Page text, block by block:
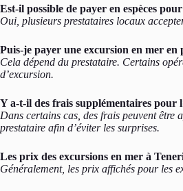
Est-il possible de payer en espèces
Oui, plusieurs prestataires locaux
Puis-je payer une excursion en mer en
Cela dépend du prestataire. Certains
d’excursion.
Y a-t-il des frais supplémentaires pour
Dans certains cas, des frais peuvent être
prestataire afin d’éviter les surprises.
Les prix des excursions en mer à
Généralement, les prix affichés pour les